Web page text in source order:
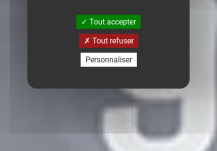
Tout accepter
Tout refuser
Personnaliser